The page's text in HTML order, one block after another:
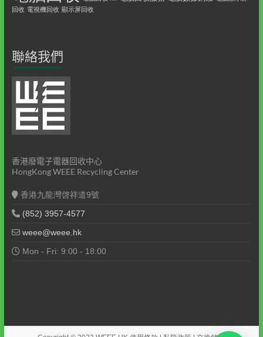
回收 電視機回收 顯示屏回收
聯絡我們
香港廢電子電器回收中心
HongKong WEEE Recycling Center
香港九龍灣啓祥道9號
(852) 3957-4577
weee@weee.hk
Mon - Fri: 9:00 - 18:00